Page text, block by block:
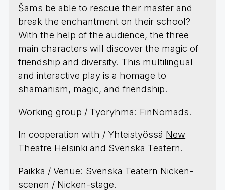
Šams be able to rescue their master and
break the enchantment on their school?
With the help of the audience, the three
main characters will discover the magic of
friendship and diversity. This multilingual
and interactive play is a homage to
shamanism, magic, and friendship.
Working group / Työryhmä: FinNomads.
In cooperation with / Yhteistyössä New
Theatre Helsinki and Svenska Teatern.
Paikka / Venue: Svenska Teatern Nicken-
scenen / Nicken-stage.